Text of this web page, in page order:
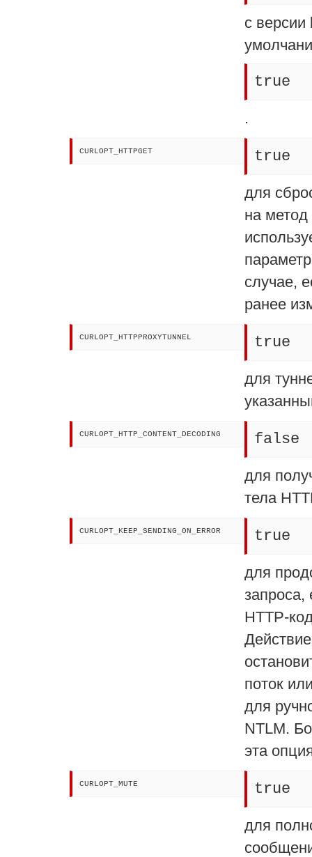
c версии
true
.
CURLOPT_HTTPGET true
для
на метод
случае,
ранее
CURLOPT_HTTPPROXYTUNNEL true
для
CURLOPT_HTTP_CONTENT_DECODING false
для
тела
CURLOPT_KEEP_SENDING_ON_ERROR true
для
HTTP-
поток
для
NTLM.
эта
CURLOPT_MUTE true
для